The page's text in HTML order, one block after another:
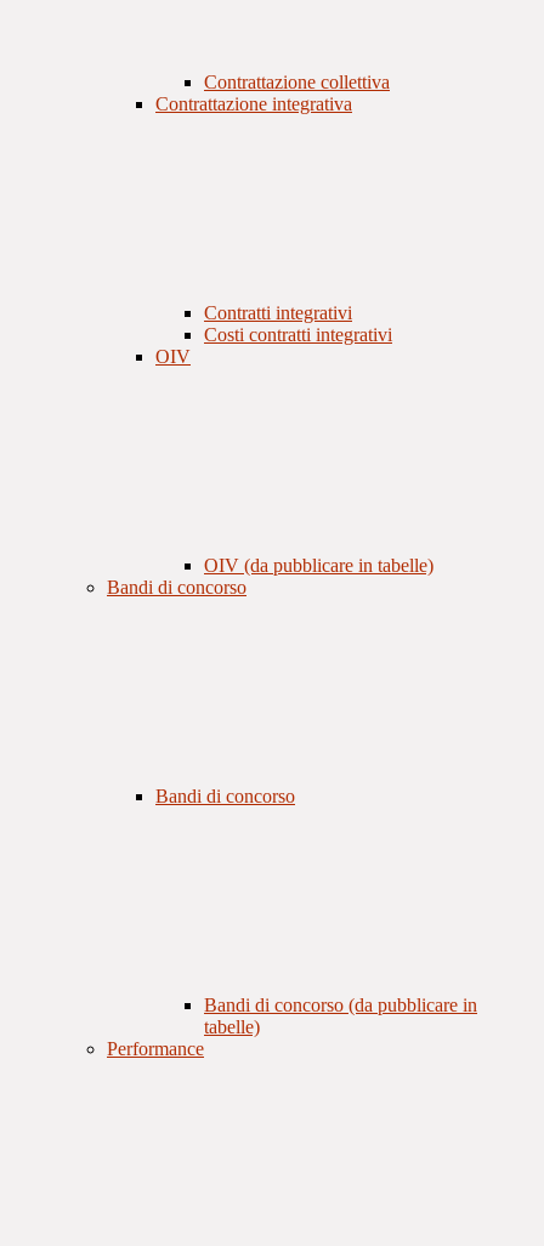
Contrattazione collettiva
Contrattazione integrativa
Contratti integrativi
Costi contratti integrativi
OIV
OIV (da pubblicare in tabelle)
Bandi di concorso
Bandi di concorso
Bandi di concorso (da pubblicare in
tabelle)
Performance